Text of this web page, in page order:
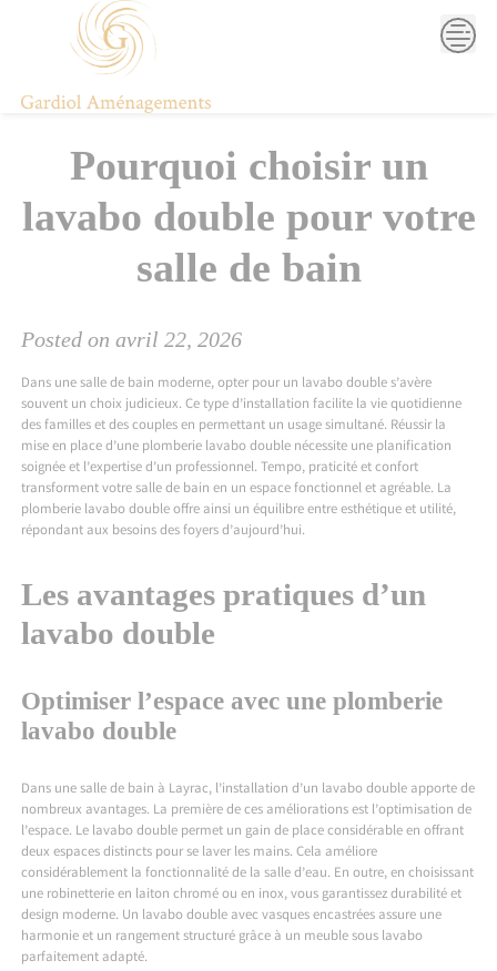
Pourquoi choisir un
lavabo double pour votre
salle de bain
Posted onavril 22, 2026
Dans une salle de bain moderne, opter pour un lavabo double s’avère
souvent un choix judicieux. Ce type d’installation facilite la vie quotidienne
des familles et des couples en permettant un usage simultané. Réussir la
mise en place d’une plomberie lavabo double nécessite une planification
soignée et l’expertise d’un professionnel. Tempo, praticité et confort
transforment votre salle de bain en un espace fonctionnel et agréable. La
plomberie lavabo double offre ainsi un équilibre entre esthétique et utilité,
répondant aux besoins des foyers d’aujourd’hui.
Les avantages pratiques d’un
lavabo double
Optimiser l’espace avec une plomberie
lavabo double
Dans unesalle de bain à Layrac, l’installation d’un lavabo double apporte de
nombreux avantages. La première de ces améliorations est l’optimisation de
l’espace. Le lavabo double permet un gain de place considérable en offrant
deux espaces distincts pour se laver les mains. Cela améliore
considérablement la fonctionnalité de la salle d’eau. En outre, en choisissant
une robinetterie en laiton chromé ou en inox, vous garantissez durabilité et
design moderne. Un lavabo double avec vasques encastrées assure une
harmonie et un rangement structuré grâce à un meuble sous lavabo
parfaitement adapté.